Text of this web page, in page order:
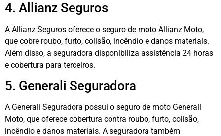
4. Allianz Seguros
A Allianz Seguros oferece o seguro de moto Allianz Moto,
que cobre roubo, furto, colisão, incêndio e danos materiais.
Além disso, a seguradora disponibiliza assistência 24 horas
e cobertura para terceiros.
5. Generali Seguradora
A Generali Seguradora possui o seguro de moto Generali
Moto, que oferece cobertura contra roubo, furto, colisão,
incêndio e danos materiais. A seguradora também